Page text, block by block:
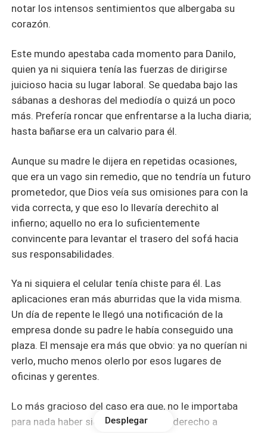
notar los intensos sentimientos que albergaba su
corazón.
Este mundo apestaba cada momento para Danilo,
quien ya ni siquiera tenía las fuerzas de dirigirse
juicioso hacia su lugar laboral. Se quedaba bajo las
sábanas a deshoras del mediodía o quizá un poco
más. Prefería roncar que enfrentarse a la lucha diaria;
hasta bañarse era un calvario para él.
Aunque su madre le dijera en repetidas ocasiones,
que era un vago sin remedio, que no tendría un futuro
prometedor, que Dios veía sus omisiones para con la
vida correcta, y que eso lo llevaría derechito al
infierno; aquello no era lo suficientemente
convincente para levantar el trasero del sofá hacia
sus responsabilidades.
Ya ni siquiera el celular tenía chiste para él. Las
aplicaciones eran más aburridas que la vida misma.
Un día de repente le llegó una notificación de la
empresa donde su padre le había conseguido una
plaza. El mensaje era más que obvio: ya no querían ni
verlo, mucho menos olerlo por esos lugares de
oficinas y gerentes.
Lo más gracioso del caso era que, no le importaba
para nada haber sido despedido sin derecho a
Desplegar